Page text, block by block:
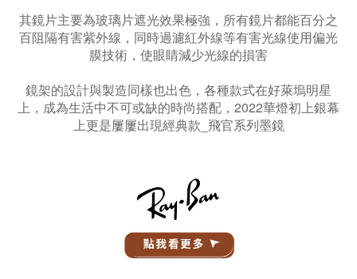
其鏡片主要為玻璃片遮光效果極強，所有鏡片都能百分之
百阻隔有害紫外線，同時過濾紅外線等有害光線使用偏光
膜技術，使眼睛減少光線的損害
鏡架的設計與製造同樣也出色，各種款式在好萊塢明星
上，成為生活中不可或缺的時尚搭配，2022華燈初上銀幕
上更是屢屢出現經典款_飛官系列墨鏡